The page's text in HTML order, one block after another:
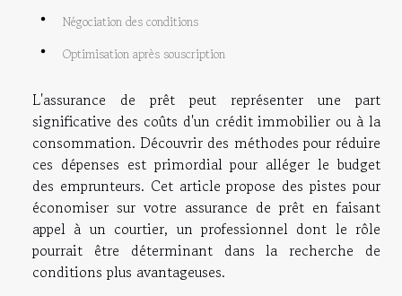
Négociation des conditions
Optimisation après souscription
L'assurance de prêt peut représenter une part
significative des coûts d'un crédit immobilier ou à la
consommation. Découvrir des méthodes pour réduire
ces dépenses est primordial pour alléger le budget
des emprunteurs. Cet article propose des pistes pour
économiser sur votre assurance de prêt en faisant
appel à un courtier, un professionnel dont le rôle
pourrait être déterminant dans la recherche de
conditions plus avantageuses.